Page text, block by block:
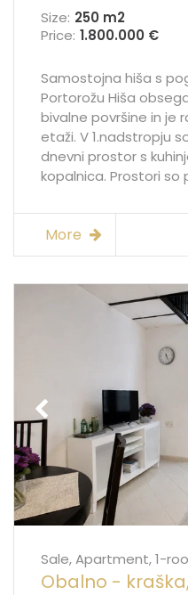
Size: 250 m2
Price: 1.800.000 €
Samostojna hiša s
Portorožu Hiša
bivalne površine in je
etaži. V 1.nadstropju
dnevni prostor s
kopalnica. Prostori so
More
Sale, Apartment, 1-
Obalno -